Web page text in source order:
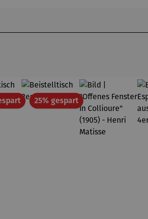
Rabatt25% gespartRabatt